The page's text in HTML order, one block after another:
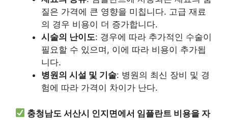
질은 가격에 큰 영향을 미칩니다. 고급 재료
의 경우 비용이 더 증가합니다.
시술의 난이도: 경우에 따라 추가적인 수술이
필요할 수 있으며, 이에 따라 비용이 추가됩
니다.
병원의 시설 및 기술: 병원의 최신 장비 및 경
험에 따라 가격이 차이가 난다.
충청남도 서산시 인지면에서 임플란트 비용을 자